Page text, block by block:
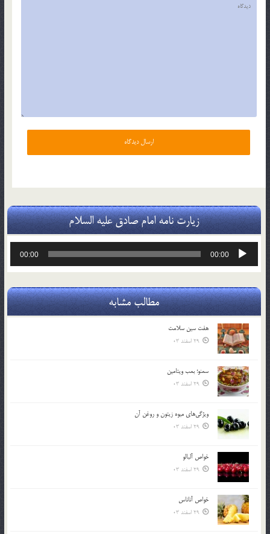
زیارت نامه امام صادق علیه السلام
پخش‌کننده
00:00
00:00
مطالب مشابه
هفت سين سلامت
29 اسفند 03
سمنو؛ بمب ويتامين
29 اسفند 03
ويژگي‌هاي ميوه زيتون و روغن آن
29 اسفند 03
خواص آلبالو
29 اسفند 03
خواص آناناس
29 اسفند 03